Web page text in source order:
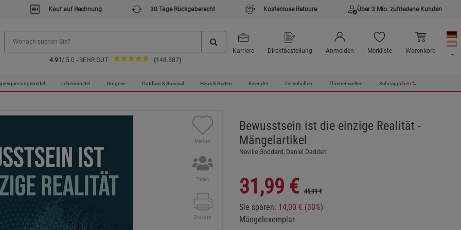
Kauf auf Rechnung 30 Tage Rückgaberecht Kostenlose Retoure Über 3 Mio. zufriedene Kunden
4.91 / 5.0 - SEHR GUT (148.387)
Karriere Direktbestellung Anmelden Merkliste Warenkorb
Lebensmittel Drogerie Outdoor & Survival Haus & Garten Kalender Zeitschriften Themenwelten Schnäppchen %
- Mängelartikel
Merken
Teilen
Drucken
Bewusstsein ist die einzige Realität -
Mängelartikel
Neville Goddard, Daniel Daddeh
31,99 € 45,99 €
Sie sparen: 14,00 € (30%)
Mängelexemplar